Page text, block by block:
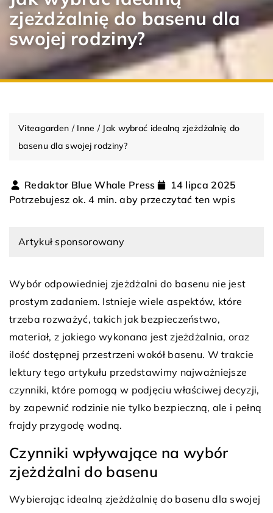
zjeżdżalnię do basenu dla
swojej rodziny?
Viteagarden / Inne / Jak wybrać idealną zjeżdżalnię do
basenu dla swojej rodziny?
Redaktor Blue Whale Press
14 lipca 2025
Potrzebujesz ok. 4 min. aby przeczytać ten wpis
Artykuł sponsorowany
Wybór odpowiedniej zjeżdżalni do basenu nie jest
prostym zadaniem. Istnieje wiele aspektów, które
trzeba rozważyć, takich jak bezpieczeństwo,
materiał, z jakiego wykonana jest zjeżdżalnia, oraz
ilość dostępnej przestrzeni wokół basenu. W trakcie
lektury tego artykułu przedstawimy najważniejsze
czynniki, które pomogą w podjęciu właściwej decyzji,
by zapewnić rodzinie nie tylko bezpieczną, ale i pełną
frajdy przygodę wodną.
Czynniki wpływające na wybór
zjeżdżalni do basenu
Wybierając idealną zjeżdżalnię do basenu dla swojej